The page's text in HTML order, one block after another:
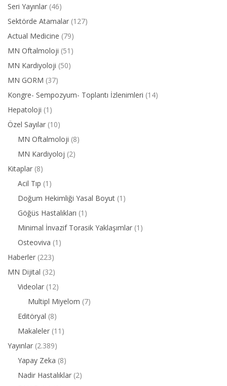
Seri Yayınlar (46)
Sektörde Atamalar (127)
Actual Medicine (79)
MN Oftalmoloji (51)
MN Kardiyoloji (50)
MN GORM (37)
Kongre- Sempozyum- Toplantı İzlenimleri (14)
Hepatoloji (1)
Özel Sayılar (10)
MN Oftalmoloji (8)
MN Kardiyoloj (2)
Kitaplar (8)
Acil Tıp (1)
Doğum Hekimliği Yasal Boyut (1)
Göğüs Hastalıkları (1)
Minimal İnvazif Torasik Yaklaşımlar (1)
Osteoviva (1)
Haberler (223)
MN Dijital (32)
Videolar (12)
Multipl Miyelom (7)
Editöryal (8)
Makaleler (11)
Yayınlar (2.389)
Yapay Zeka (8)
Nadir Hastalıklar (2)